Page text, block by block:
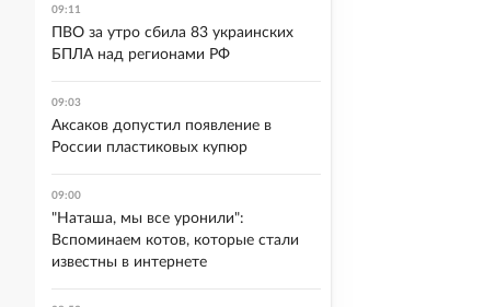
09:11
ПВО за утро сбила 83 украинских
БПЛА над регионами РФ
09:03
Аксаков допустил появление в
России пластиковых купюр
09:00
"Наташа, мы все уронили":
Вспоминаем котов, которые стали
известны в интернете